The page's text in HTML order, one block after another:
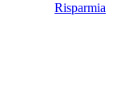
Risparmia